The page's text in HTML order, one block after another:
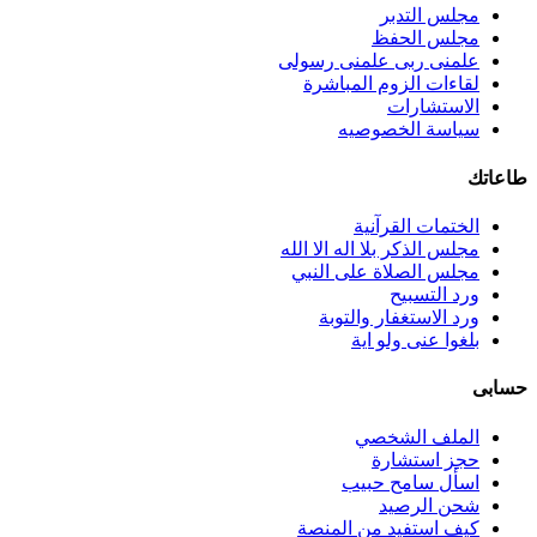
مجلس التدبر
مجلس الحفظ
علمنى ربى علمنى رسولى
لقاءات الزوم المباشرة
الاستشارات
سياسة الخصوصيه
طاعاتك
الختمات القرآنية
مجلس الذكر بلا اله الا الله
مجلس الصلاة على النبي
ورد التسبيح
ورد الاستغفار والتوبة
بلغوا عنى ولو اية
حسابى
الملف الشخصي
حجز استشارة
اسأل سامح حبيب
شحن الرصيد
كيف استفيد من المنصة